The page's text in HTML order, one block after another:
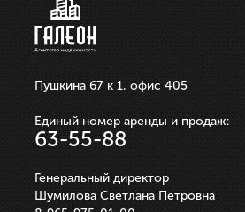
Пушкина 67 к 1, офис 405
Единый номер аренды и продаж:
63-55-88
Генеральный директор
Шумилова Светлана Петровна